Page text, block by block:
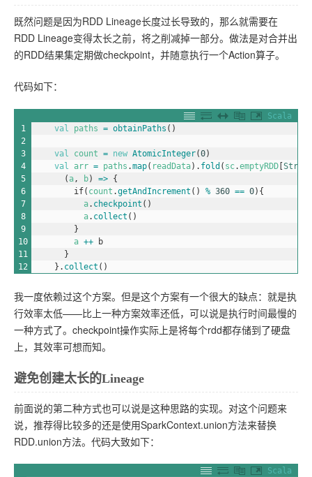
既然问题是因为RDD Lineage长度过长导致的，那么就需要在
RDD Lineage变得太长之前，将之削减掉一部分。做法是对合并出
的RDD结果集定期做checkpoint，并随意执行一个Action算子。
代码如下：
Scala
1
2
3
4
5
6
7
8
9
10
11
12
val paths = obtainPaths ( )
val count = new AtomicInteger(0)
val
arr = paths .map( readData) . fold ( sc.emptyRDD [String
( a , b) => {
if( count .getAndIncrement ( ) % 360 == 0) {
a. checkpoint ( )
a. collect ( )
}
a ++
b
}
} . collect ( )
我一度依赖过这个方案。但是这个方案有一个很大的缺点：就是执
行效率太低——比上一种方案效率还低，可以说是执行时间最慢的
一种方式了。checkpoint操作实际上是将每个rdd都存储到了硬盘
上，其效率可想而知。
避免创建太长的Lineage
前面说的第二种方式也可以说是这种思路的实现。对这个问题来
说，推荐得比较多的还是使用SparkContext.union方法来替换
RDD.union方法。代码大致如下：
Scala